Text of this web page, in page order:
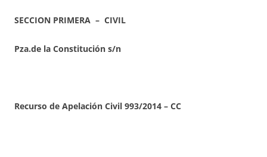
SECCION PRIMERA – CIVIL
Pza.de la Constitución s/n
Recurso de Apelación Civil 993/2014 – CC